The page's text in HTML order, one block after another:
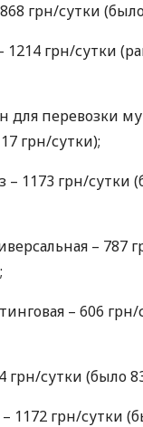
грн/сутки
грн/сутки
для перевозки
грн/сутки);
– 1173 грн/сутки
– 787
– 606 грн/
грн/сутки (было
1172 грн/сутки